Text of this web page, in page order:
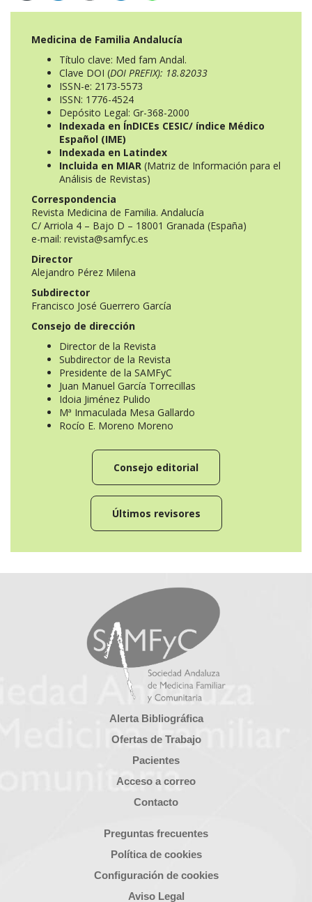
Medicina de Familia Andalucía
Título clave: Med fam Andal.
Clave DOI (DOI PREFIX): 18.82033
ISSN-e: 2173-5573
ISSN: 1776-4524
Depósito Legal: Gr-368-2000
Indexada en ÍnDICEs CESIC/ índice Médico
Español (IME)
Indexada en Latindex
Incluida en MIAR (Matriz de Información para el
Análisis de Revistas)
Correspondencia
Revista Medicina de Familia. Andalucía
C/ Arriola 4 – Bajo D – 18001 Granada (España)
e-mail: revista@samfyc.es
Director
Alejandro Pérez Milena
Subdirector
Francisco José Guerrero García
Consejo de dirección
Director de la Revista
Subdirector de la Revista
Presidente de la SAMFyC
Juan Manuel García Torrecillas
Idoia Jiménez Pulido
Mª Inmaculada Mesa Gallardo
Rocío E. Moreno Moreno
Consejo editorial
Últimos revisores
Alerta Bibliográfica
Ofertas de Trabajo
Pacientes
Acceso a correo
Contacto
Preguntas frecuentes
Política de cookies
Configuración de cookies
Aviso Legal